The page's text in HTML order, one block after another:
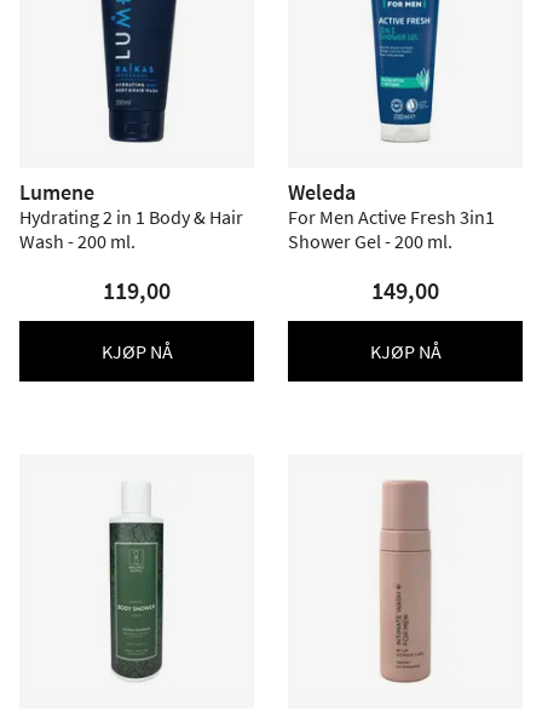
Lumene
Hydrating 2 in 1 Body & Hair
Wash - 200 ml.
119,00
KJØP NÅ
Weleda
For Men Active Fresh 3in1
Shower Gel - 200 ml.
149,00
KJØP NÅ